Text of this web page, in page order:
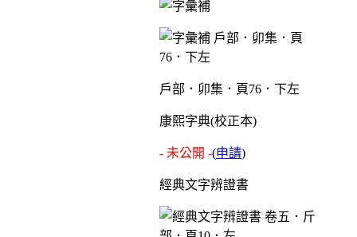
戶部．卯集．頁76．下左
康熙字典(校正本)
- 未公開 -(申請)
經典文字辨證書